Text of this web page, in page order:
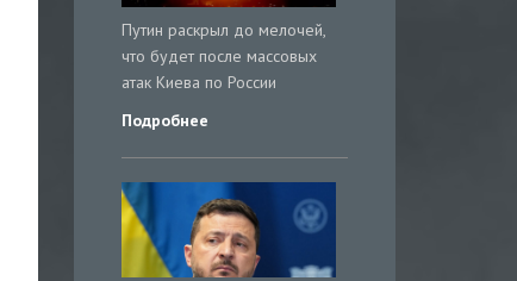
Путин раскрыл до мелочей,
что будет после массовых
атак Киева по России
Подробнее